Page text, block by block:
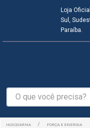
Loja
Sul,
Paraíba.
O que você precisa?
FORÇA E ENERGIA